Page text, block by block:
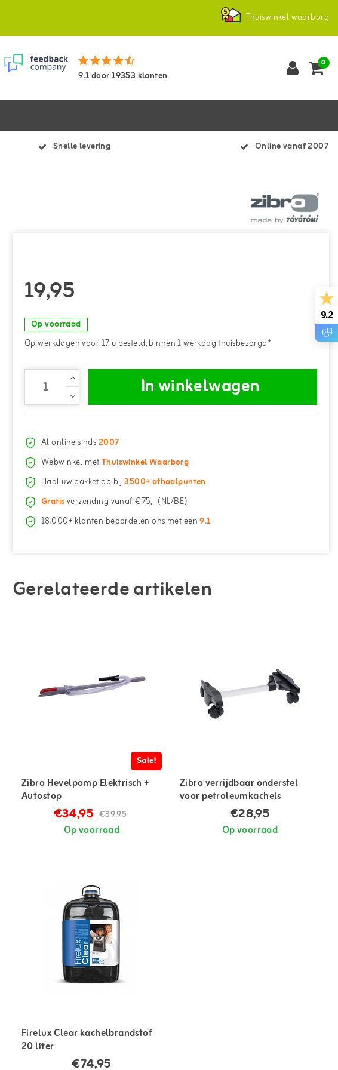
Thuiswinkel waarborg
9.1door19353 klanten
0
Snelle levering Online vanaf 2007
19,95
Op voorraad
Op werkdagen voor 17 u besteld, binnen 1 werkdag thuisbezorgd*
In winkelwagen
Al online sinds2007
Webwinkel metThuiswinkel Waarborg
Haal uw pakket op bij3500+ afhaalpunten
Gratisverzending vanaf €75,- (NL/BE)
18.000+ klanten beoordelen ons met een9.1
Gerelateerde artikelen
Sale!
Zibro Hevelpomp Elektrisch +
Autostop
€34,95 €39,95
Op voorraad
Zibro verrijdbaar onderstel
voor petroleumkachels
€28,95
Op voorraad
Firelux Clear kachelbrandstof
20 liter
€74,95
9.2